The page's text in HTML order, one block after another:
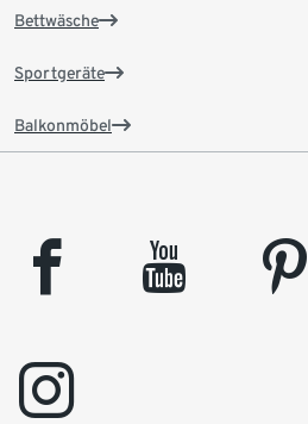
Bettwäsche
Sportgeräte
Balkonmöbel
facebook youtube pinterest
instagram